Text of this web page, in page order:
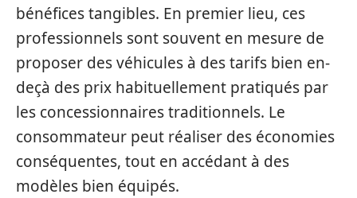
bénéfices tangibles. En premier lieu, ces
professionnels sont souvent en mesure de
proposer des véhicules à des tarifs bien en-
deçà des prix habituellement pratiqués par
les concessionnaires traditionnels. Le
consommateur peut réaliser des économies
conséquentes, tout en accédant à des
modèles bien équipés.